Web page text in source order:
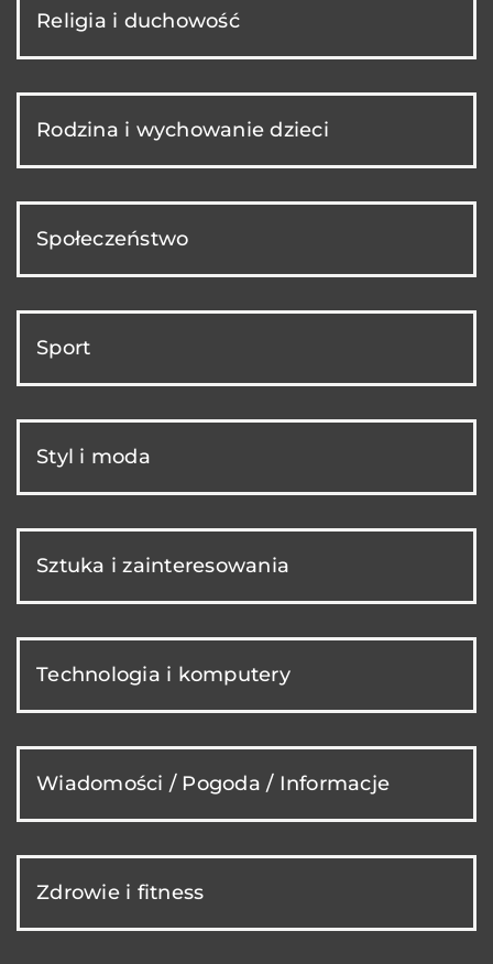
Religia i duchowość
Rodzina i wychowanie dzieci
Społeczeństwo
Sport
Styl i moda
Sztuka i zainteresowania
Technologia i komputery
Wiadomości / Pogoda / Informacje
Zdrowie i fitness